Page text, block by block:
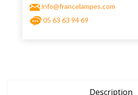
info@francelampes.com
05 63 63 94 69
Description